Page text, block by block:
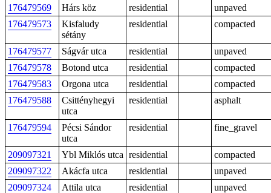
176479569 Hárs köz residential
unpaved
176479573
Kisfaludy
sétány
residential compacted
176479577 Ságvár utca residential
unpaved
176479578
Botond utca residential
compacted
176479583
Orgona utca residential
compacted
176479588
Csittényhegyi
utca
residential asphalt
176479594
Pécsi Sándor
utca
residential fine_gravel
209097321 Ybl Miklós utca residential
compacted
209097322
Akácfa utca residential
unpaved
209097324
Attila utca residential
unpaved